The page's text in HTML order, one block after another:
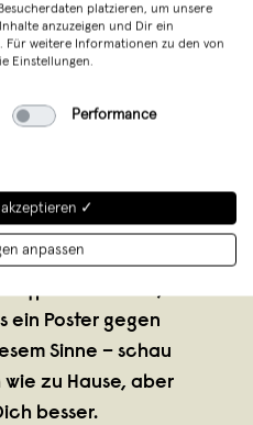
2014
behauptet, er
typealive leben,
ein Poster gegen
Sinne – schau
zu Hause, aber
besser.
platzieren, um unsere
anzuzeigen und Dir ein
Für weitere Informationen zu den von
Einstellungen.
Performance
✓
anpassen